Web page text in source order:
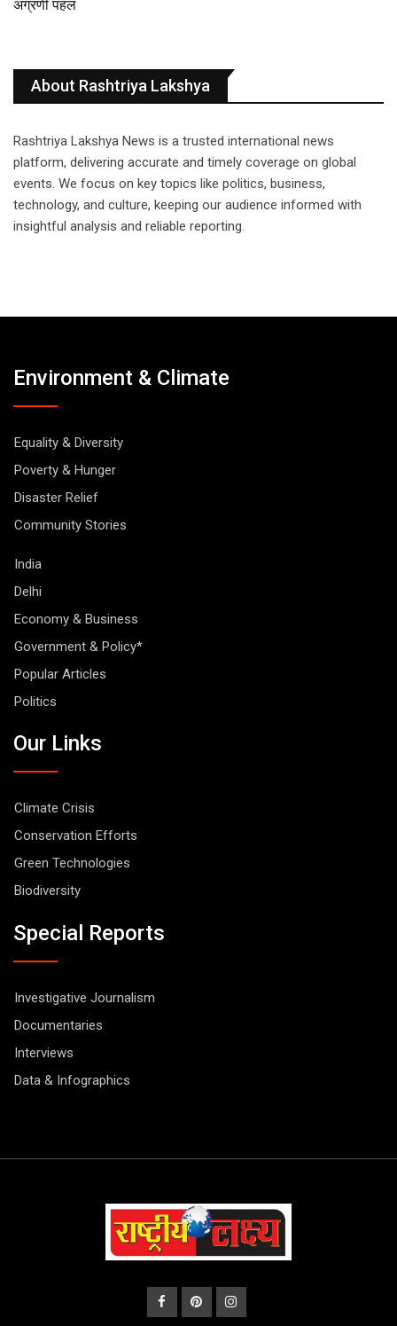
अग्रणी पहल
About Rashtriya Lakshya
Rashtriya Lakshya News is a trusted international news
platform, delivering accurate and timely coverage on global
events. We focus on key topics like politics, business,
technology, and culture, keeping our audience informed with
insightful analysis and reliable reporting.
Environment & Climate
Equality & Diversity
Poverty & Hunger
Disaster Relief
Community Stories
India
Delhi
Economy & Business
Government & Policy*
Popular Articles
Politics
Our Links
Climate Crisis
Conservation Efforts
Green Technologies
Biodiversity
Special Reports
Investigative Journalism
Documentaries
Interviews
Data & Infographics